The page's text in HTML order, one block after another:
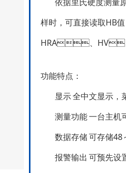
样时，可直接读取
HRA、HV、
功能特
显示全中文显示
测量功能一台主机
数据存储可存储48～
报警输出 可预先设置